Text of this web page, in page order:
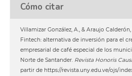
Cómo citar
Villamizar González, A., & Araujo
Fintech: alternativa de inversión para el
empresarial de café especial de los
Norte de Santander. Revista Honoris
partir de https://revista.uny.edu.ve/ojs/